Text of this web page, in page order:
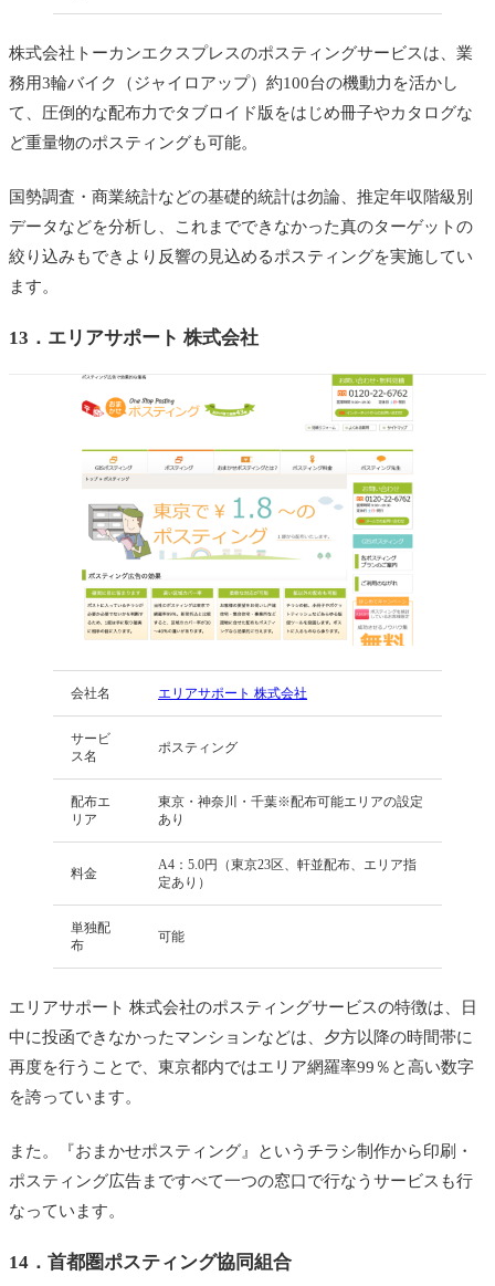
株式会社トーカンエクスプレスのポスティングサービスは、業
務用3輪バイク（ジャイロアップ）約100台の機動力を活かし
て、圧倒的な配布力でタブロイド版をはじめ冊子やカタログな
ど重量物のポスティングも可能。
国勢調査・商業統計などの基礎的統計は勿論、推定年収階級別
データなどを分析し、これまでできなかった真のターゲットの
絞り込みもできより反響の見込めるポスティングを実施してい
ます。
13． エリアサポート 株式会社
会社名 エリアサポート 株式会社
サービ
ス名
ポスティング
配布エ
リア
東京・神奈川・千葉※配布可能エリアの設定
あり
料金
A4：5.0円（東京23区、軒並配布、エリア指
定あり）
単独配
布
可能
エリアサポート 株式会社のポスティングサービスの特徴は、日
中に投函できなかったマンションなどは、夕方以降の時間帯に
再度を行うことで、東京都内ではエリア網羅率99％と高い数字
を誇っています。
また。『おまかせポスティング』というチラシ制作から印刷・
ポスティング広告まですべて一つの窓口で行なうサービスも行
なっています。
14． 首都圏ポスティング協同組合